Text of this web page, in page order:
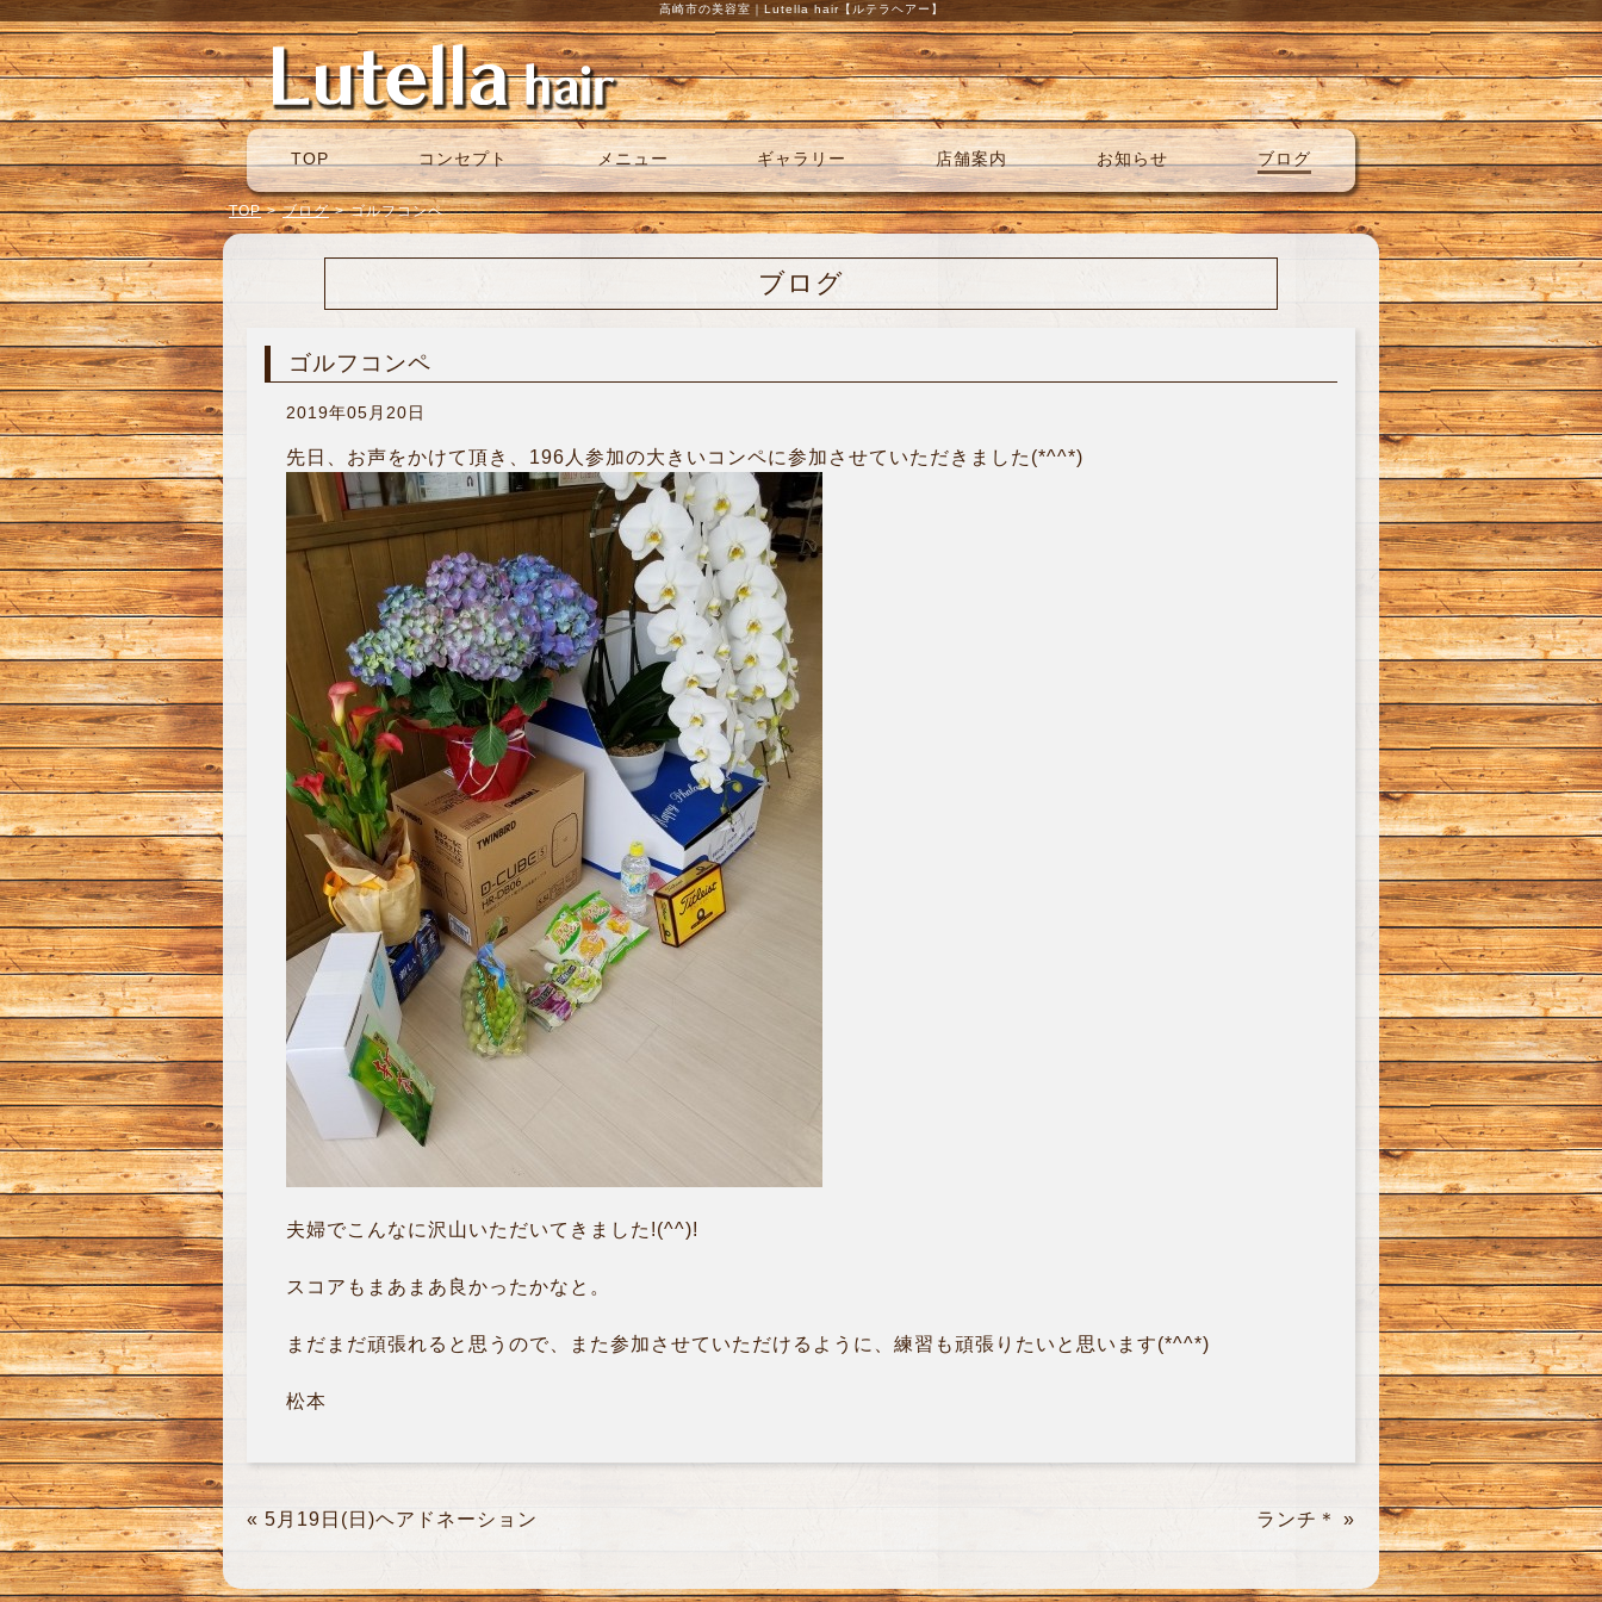
高崎市の美容室｜Lutella hair【ルテラヘアー】
TOP コンセプト メニュー ギャラリー 店舗案内 お知らせ ブログ
TOP > ブログ > ゴルフコンペ
ブログ
ゴルフコンペ
2019年05月20日
先日、お声をかけて頂き、196人参加の大きいコンペに参加させていただきました(*^^*)
夫婦でこんなに沢山いただいてきました!(^^)!
スコアもまあまあ良かったかなと。
まだまだ頑張れると思うので、また参加させていただけるように、練習も頑張りたいと思います(*^^*)
松本
« 5月19日(日)ヘアドネーション ランチ＊ »